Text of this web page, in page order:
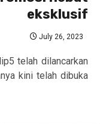
eksklusif
July 26, 2023
telah dilancarkan
kini telah dibuka